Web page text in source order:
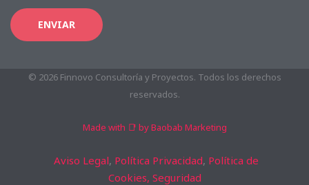
ENVIAR
© 2026 Finnovo Consultoría y Proyectos. Todos los derechos
reservados.
Made with 📑 by Baobab Marketing
Aviso Legal, Política Privacidad, Política de
Cookies, Seguridad